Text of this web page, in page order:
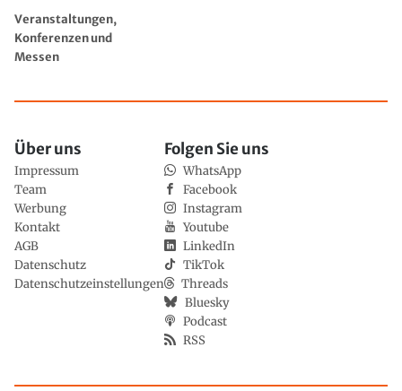
Veranstaltungen,
Konferenzen und
Messen
Über uns
Impressum
Team
Werbung
Kontakt
AGB
Datenschutz
Datenschutzeinstellungen
Folgen Sie uns
WhatsApp
Facebook
Instagram
Youtube
LinkedIn
TikTok
Threads
Bluesky
Podcast
RSS